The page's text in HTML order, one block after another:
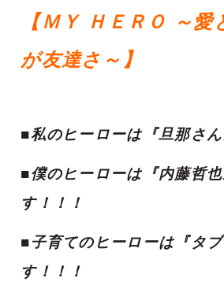
【ＭＹ ＨＥＲＯ ～愛
が友達さ～】
■私のヒーローは『旦那さ
■僕のヒーローは『内藤哲
す！！！
■子育てのヒーローは『タ
す！！！